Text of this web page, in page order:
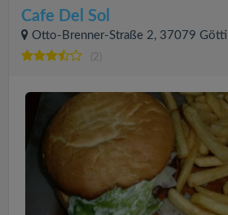
Cafe Del Sol
Otto-Brenner-Straße 2, 37079
(2)